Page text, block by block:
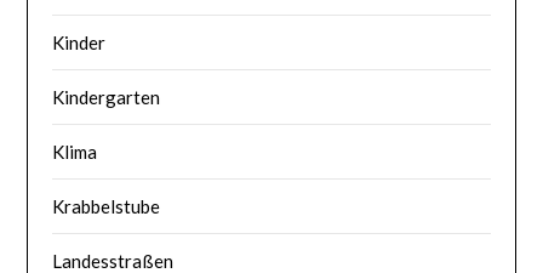
Kinder
Kindergarten
Klima
Krabbelstube
Landesstraßen